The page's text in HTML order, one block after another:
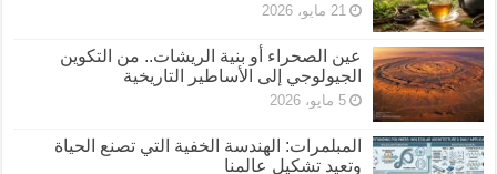
21 مايو، 2026
عين الصحراء أو بنية الريشات.. من التكوين
الجيولوجي إلى الأساطير التاريخية
5 مايو، 2026
المبلمرات: الهندسة الخفية التي تصنع الحياة
وتعيد تشكيل عالمنا